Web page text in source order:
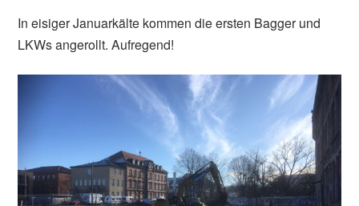
In eisiger Januarkälte kommen die ersten Bagger und
LKWs angerollt. Aufregend!